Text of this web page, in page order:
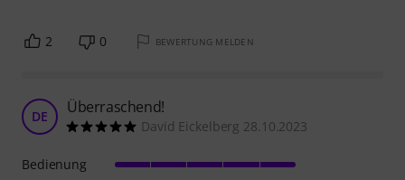
2 0 BEWERTUNG MELDEN
DE Überraschend!
David Eickelberg 28.10.2023
Bedienung